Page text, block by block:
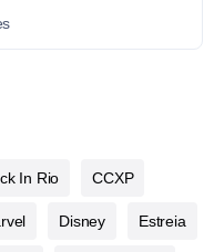
In Rio CCXP
Disney Estreia